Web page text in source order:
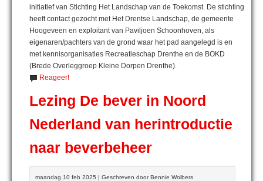
initiatief van Stichting Het Landschap van de Toekomst. De stichting
heeft contact gezocht met Het Drentse Landschap, de gemeente
Hoogeveen en exploitant van Paviljoen Schoonhoven, als
eigenaren/pachters van de grond waar het pad aangelegd is en
met kennisorganisaties Recreatieschap Drenthe en de BOKD
(Brede Overleggroep Kleine Dorpen Drenthe).
Reageer!
Lezing De bever in Noord
Nederland van herintroductie
naar beverbeheer
maandag 10 feb 2025 | Geschreven door Bennie Wolbers